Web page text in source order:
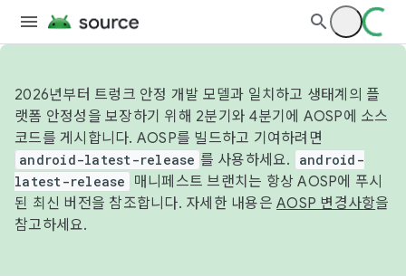
2026년부터 트렁크 안정 개발 모델과 일치하고 생태계의 플
랫폼 안정성을 보장하기 위해 2분기와 4분기에 AOSP에 소스
코드를 게시합니다. AOSP를 빌드하고 기여하려면
android-latest-release 를 사용하세요.
android-
latest-release
매니페스트 브랜치는 항상 AOSP에 푸시
된 최신 버전을 참조합니다. 자세한 내용은 AOSP 변경사항을
참고하세요.